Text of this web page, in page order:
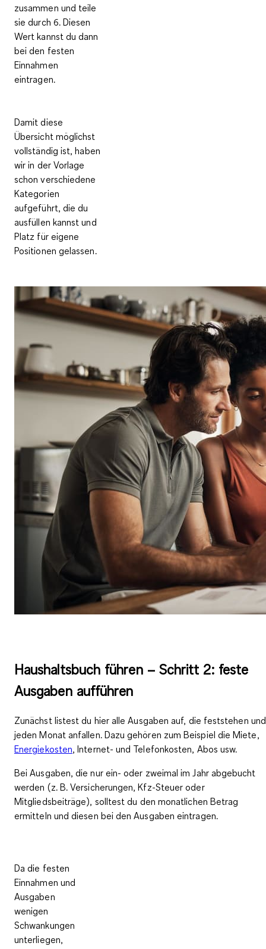
zusammen und teile
sie durch 6. Diesen
Wert kannst du dann
bei den festen
Einnahmen
eintragen.
Damit diese
Übersicht möglichst
vollständig ist, haben
wir in der Vorlage
schon verschiedene
Kategorien
aufgeführt, die du
ausfüllen kannst und
Platz für eigene
Positionen gelassen.
Haushaltsbuch führen – Schritt 2: feste
Ausgaben aufführen
Zunächst listest du hier alleAusgaben auf, die feststehen und
jeden Monat anfallen. Dazu gehören zum Beispiel die Miete,
Energiekosten, Internet- und Telefonkosten, Abos usw.
Bei Ausgaben, dienur ein- oder zweimal im Jahr abgebucht
werden (z. B. Versicherungen, Kfz-Steuer oder
Mitgliedsbeiträge), solltest du den monatlichen Betrag
ermitteln und diesen bei den Ausgaben eintragen.
Da die festen
Einnahmen und
Ausgaben
wenigen
Schwankungen
unterliegen,